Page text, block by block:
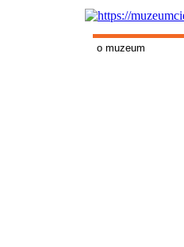
o muzeum